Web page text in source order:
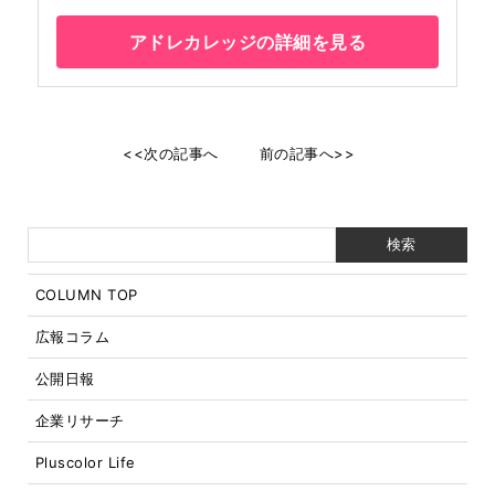
アドレカレッジの詳細を見る
<<次の記事へ 前の記事へ>>
COLUMN TOP
広報コラム
公開日報
企業リサーチ
Pluscolor Life